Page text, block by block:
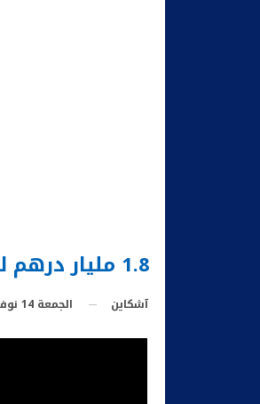
1.8 مليار درهم لدعم الأعلاف والحفاظ على إناث القطيع
آشكاين الجمعة 14 نوفمبر 2025 - 17:15